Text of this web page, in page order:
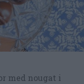
med nougat i